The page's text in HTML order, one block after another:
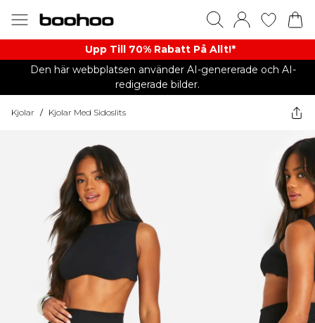
Upp Till 70% Rabatt På Allt!*
Den här webbplatsen använder AI-genererade och AI-
redigerade bilder.
Kjolar / Kjolar Med Sidoslits